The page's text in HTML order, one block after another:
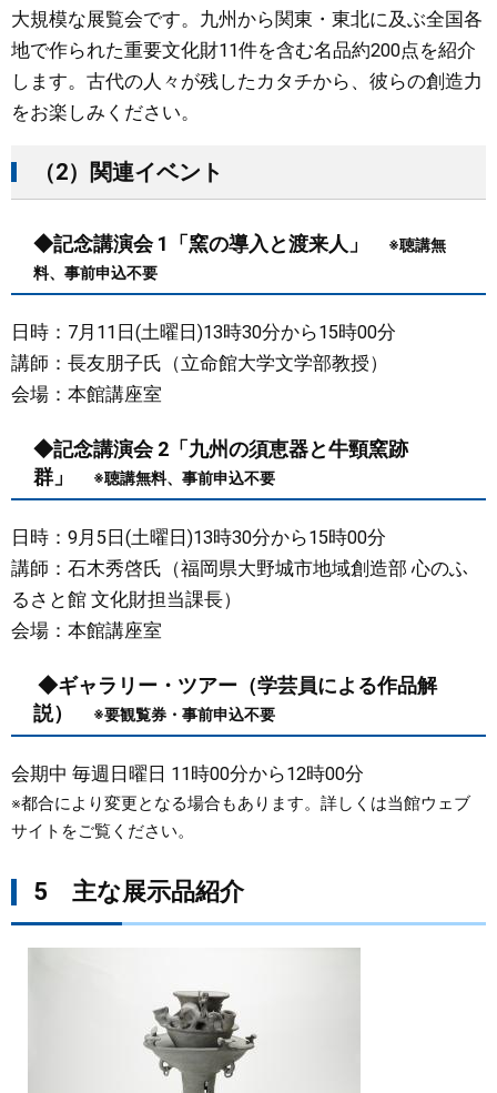
大規模な展覧会です。九州から関東・東北に及ぶ全国各
地で作られた重要文化財11件を含む名品約200点を紹介
します。古代の人々が残したカタチから、彼らの創造力
をお楽しみください。​
（2）関連イベント
◆記念講演会 1「 窯の導入と渡来人​ 」
※聴講無
料、事前申込不要​
日時：7月11日(土曜日)13時30分から15時00分​
講師：長友朋子氏（立命館大学文学部教授）​
会場：本館講座室
◆記念講演会 2「九州の須恵器と牛頸窯跡
群」
※聴講無料、事前申込不要​​
日時：9月5日(土曜日)13時30分から15時00分
講師：石木秀啓氏（福岡県大野城市地域創造部 心のふ
るさと館 文化財担当課長）​
会場：本館講座室
◆ギャラリー・ツアー（学芸員による作品解
説）
※要観覧券・事前申込不要
会期中 毎週日曜日 11時00分から12時00分
※都合により変更となる場合もあります。詳しくは当館ウェブ
サイトをご覧ください。​​
5 主な展示品紹介